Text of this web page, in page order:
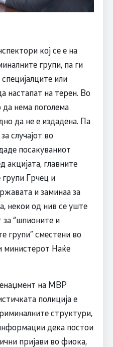
кој се е на
групи, па ги
или
настапат на терен. Во
нема поголема
да не е издадена. Па
случајот во
посакуваниот
акцијата, главните
Грчец и
и заминаа за
некои од нив се уште
“шпионите и
групи” сместени во
министерот Наќе
на МВР
полиција е
структури,
дека постои
пријави во фиока,